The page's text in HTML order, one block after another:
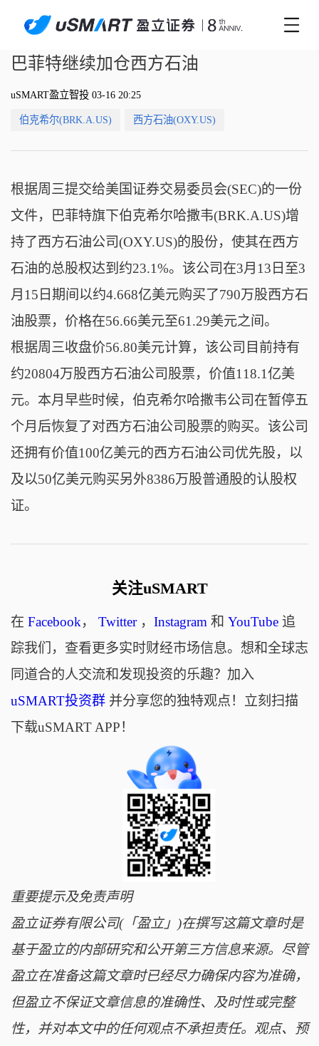
巴菲特继续加仓西方石油
uSMART盈立智投 03-16 20:25
伯克希尔(BRK.A.US) 西方石油(OXY.US)
根据周三提交给美国证券交易委员会(SEC)的一份
文件，巴菲特旗下伯克希尔哈撒韦(BRK.A.US)增
持了西方石油公司(OXY.US)的股份，使其在西方
石油的总股权达到约23.1%。该公司在3月13日至3
月15日期间以约4.668亿美元购买了790万股西方石
油股票，价格在56.66美元至61.29美元之间。
根据周三收盘价56.80美元计算，该公司目前持有
约20804万股西方石油公司股票，价值118.1亿美
元。本月早些时候，伯克希尔哈撒韦公司在暂停五
个月后恢复了对西方石油公司股票的购买。该公司
还拥有价值100亿美元的西方石油公司优先股，以
及以50亿美元购买另外8386万股普通股的认股权
证。
关注uSMART
在 Facebook， Twitter， Instagram和 YouTube追
踪我们，查看更多实时财经市场信息。想和全球志
同道合的人交流和发现投资的乐趣？加入
uSMART投资群并分享您的独特观点！立刻扫描
下载uSMART APP！
重要提示及免责声明
盈立证券有限公司(「盈立」)在撰写这篇文章时是
基于盈立的内部研究和公开第三方信息来源。尽管
盈立在准备这篇文章时已经尽力确保内容为准确，
但盈立不保证文章信息的准确性、及时性或完整
性，并对本文中的任何观点不承担责任。观点、预